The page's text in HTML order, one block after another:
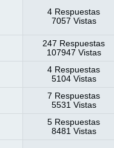
4 Respuestas
7057 Vistas
247 Respuestas
107947 Vistas
4 Respuestas
5104 Vistas
7 Respuestas
5531 Vistas
5 Respuestas
8481 Vistas